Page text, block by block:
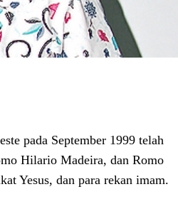
pada September 1999 telah
Hilario Madeira, dan Romo
Yesus, dan para rekan imam.